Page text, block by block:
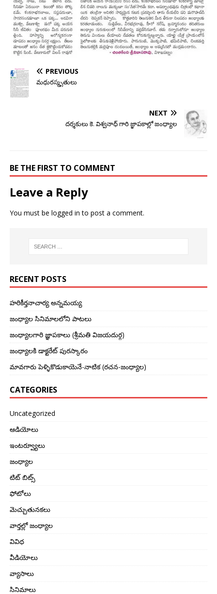
PREVIOUS
మధురస్మృతులు
NEXT
దర్శకులు కె. విశ్వనాధ్ గారి జ్ఞాపకాల్లో జంధ్యాల
BE THE FIRST TO COMMENT
Leave a Reply
You must be logged in to post a comment.
RECENT POSTS
హరికీర్తనాచార్య అన్నమయ్య
జంధ్యాల సినిమాలలోని పాటలు
జంధ్యాలగారి జ్ఞాపకాలు (శ్రీమతి విజయదుర్గ)
జంధ్యాలకి డాక్టరేట్ పురస్కారం
మావగారు పెళ్ళికొడుకాయెనే-నాటిక (రచన-జంధ్యాల)
CATEGORIES
Uncategorized
ఆడియోలు
ఇంటర్వ్యూలు
జంధ్యాల
టిట్ బిట్స్
ఫోటోలు
మెచ్చుతునకలు
వార్తల్లో జంధ్యాల
వివిధ
వీడియోలు
వ్యాసాలు
సినిమాలు